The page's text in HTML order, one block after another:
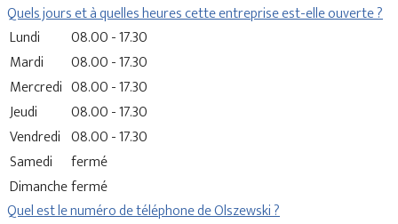
Quels jours et à quelles heures cette entreprise est-elle ouverte ?
Lundi
08.00 - 17.30
Mardi
08.00 - 17.30
Mercredi 08.00 - 17.30
Jeudi
08.00 - 17.30
Vendredi 08.00 - 17.30
Samedi
fermé
Dimanchefermé
Quel est le numéro de téléphone de Olszewski ?